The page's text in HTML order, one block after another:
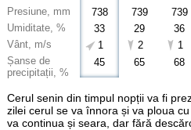
Presiune, mm
Umiditate, %
Vânt, m/s
Șanse de
precipitații, %
738
33
1
45
739
29
2
65
739
36
1
68
Cerul senin din timpul nopții va fi
zilei cerul se va înnora și va ploua
va continua și seara, dar fără